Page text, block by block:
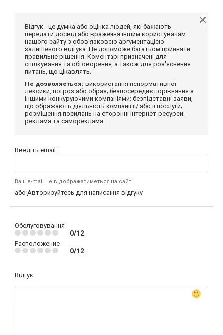
Відгук - це думка або оцінка людей, які бажають
передати досвід або враження іншим користувачам
нашого сайту з обов'язковою аргументацією
залишеного відгука. Це допоможе багатьом прийняти
правильне рішення. Коментарі призначені для
спілкування та обговорення, а також для роз'яснення
питань, що цікавлять.
Не дозволяється: використання ненормативної
лексики, погроз або образ; безпосереднє порівняння з
іншими конкуруючими компаніями; безпідставні заяви,
що ображають діяльність компанії і / або її послуги;
розміщення посилань на сторонні інтернет-ресурси;
реклама та самореклама.
Введіть email:
Ваш e-mail не відображатиметься на сайті
або Авторизуйтесь для написання відгуку
Обслуговування
0/12
Расположение
0/12
Відгук: